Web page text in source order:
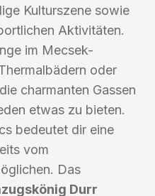
Kulturszene sowie
Aktivitäten.
im Mecsek-
oder
charmanten Gassen
etwas zu bieten.
bedeutet dir eine
vom
Das
Durr